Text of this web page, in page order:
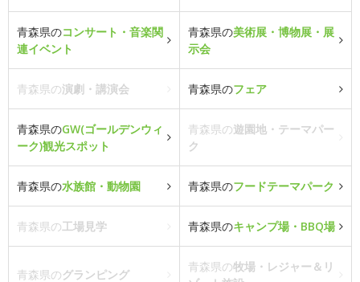
青森県のコンサート・音楽関
連イベント
青森県の美術展・博物展・展
示会
青森県の演劇・講演会 青森県のフェア
青森県のGW(ゴールデンウィ
ーク)観光スポット
青森県の遊園地・テーマパー
ク
青森県の水族館・動物園 青森県のフードテーマパーク
青森県の工場見学 青森県のキャンプ場・BBQ場
青森県のグランピング
青森県の牧場・レジャー＆リ